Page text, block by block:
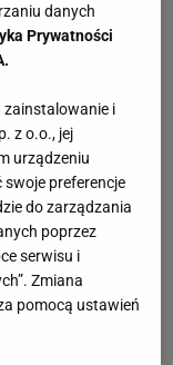
danych
Prywatności
zainstalowanie i
z o.o., jej
urządzeniu
swoje preferencje
do zarządzania
poprzez
serwisu i
Zmiana
pomocą ustawień